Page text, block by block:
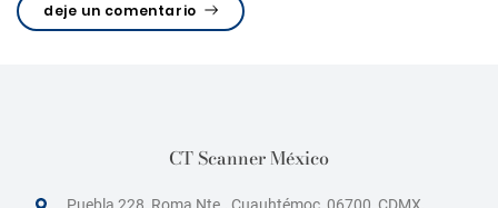
deje un comentario
CT Scanner México